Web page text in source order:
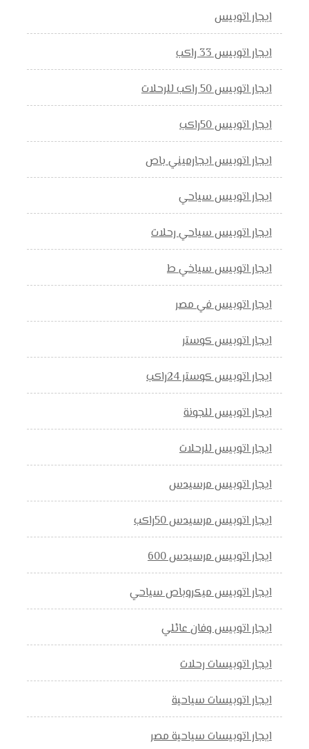
ايجار اتوبيس
ايجار اتوبيس 33 راكب
ايجار اتوبيس 50 راكب للرحلات
ايجار اتوبيس 50راكب
ايجار اتوبيس ايجارميني باص
ايجار اتوبيس سياحي
ايجار اتوبيس سياحي رحلات
ايجار اتوبيس سياخي ط
ايجار اتوبيس في مصر
ايجار اتوبيس كوستر
ايجار اتوبيس كوستر 24راكب
ايجار اتوبيس للجونة
ايجار اتوبيس للرحلات
ايجار اتوبيس مرسيدس
ايجار اتوبيس مرسيدس 50راكب
ايجار اتوبيس مرسيدس 600
ايجار اتوبيس ميكروباص سياحي
ايجار اتوبيس وفان عائلي
ايجار اتوبيسات رحلات
ايجار اتوبيسات سياحية
ايجار اتوبيسات سياحية مصر